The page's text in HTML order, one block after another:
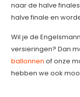
naar de halve
halve finale en
Wil je de
versieringen? Dan
ballonnen of onze
hebben we ook